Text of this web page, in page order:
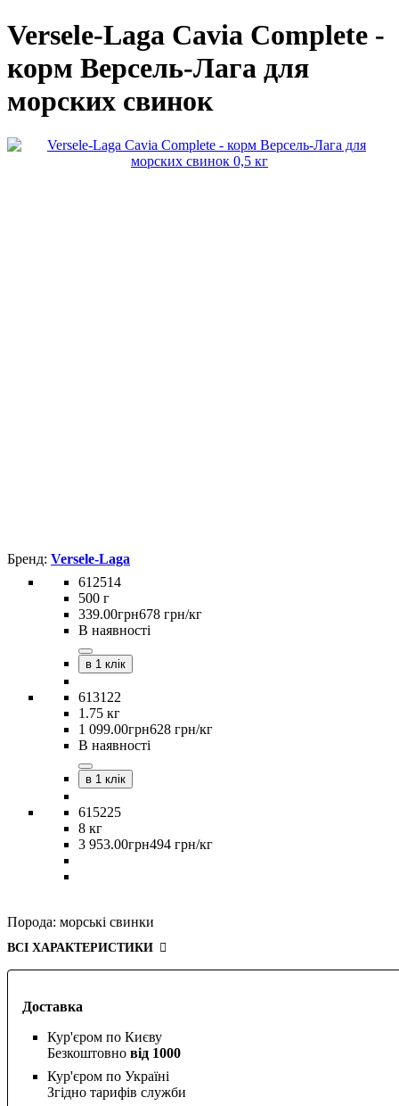
Versele-Laga Cavia Complete -
корм Версель-Лага для
морских свинок
Доставка
Кур'єром по Києву
Безкоштовно від 1000
Кур'єром по Україні
Згідно тарифів служби
Versele-Laga
612514
500 г
339.00грн678 грн/кг
В наявності
в 1 клік
613122
1.75 кг
1 099.00грн628 грн/кг
В наявності
в 1 клік
615225
8 кг
3 953.00грн494 грн/кг
Порода: морські свинки
ВСІ ХАРАКТЕРИСТИКИ